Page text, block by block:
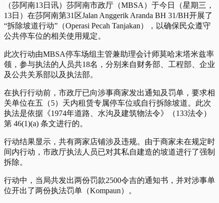
（莎阿南13日讯）莎阿南市政厅（MBSA）于今日（星期三，
13日）在莎阿南第31区Jalan Anggerik Aranda BH 31/BH开展了
“拆除坡道行动”（Operasi Pecah Tanjakan），以确保民众遵守
公共停车位的相关使用规定。
此次行动由MBSA停车场组主管兼助理会计师莫哈末塔米兹率
领，参与执法的人员共18名，分别来自财务部、工程部、企业
及公共关系部以及执法部。
在执行行动前，市政厅已向涉事商家发出通知及罚单，要求相
关单位在五（5）天内租赁专属停车位或自行拆除坡道。此次
执法是依据《1974年道路、水沟及建筑物法令》（133法令）
第 46(1)(a) 条文进行的。
行动结果显示，共有两家店铺涉及违规。由于商家未在规定时
间内行动，市政厅执法人员已对其私自建造的坡道进行了强制
拆除。
行动中，当局共发出两份罚款2500令吉的通知书，并对涉事单
位开出了两份执法罚单（Kompaun）。